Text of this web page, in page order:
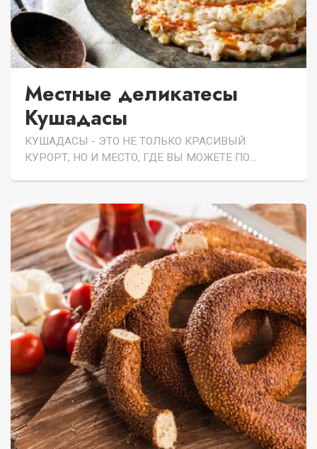
Местные деликатесы
Кушадасы
КУШАДАСЫ - ЭТО НЕ ТОЛЬКО КРАСИВЫЙ
КУРОРТ, НО И МЕСТО, ГДЕ ВЫ МОЖЕТЕ ПО...